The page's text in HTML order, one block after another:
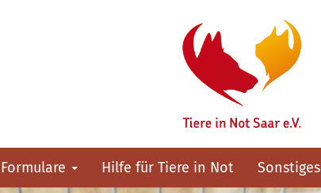
Formulare Hilfe für Tiere in Not Sonstiges